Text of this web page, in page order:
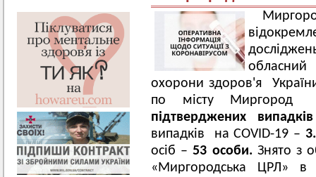
обласний
охорони здоров'я
по місту Миргород
підтверджених
випадків на COVID-19 –
осіб –53 особи. Знято з
«Миргородська ЦРЛ» в